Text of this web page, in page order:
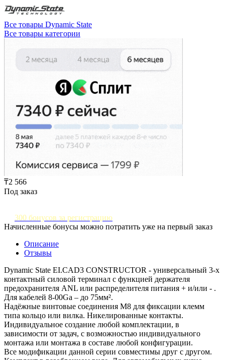
Все товары Dynamic State
Все товары категории
₸2 566
Под заказ
300 бонусов за регистрацию
Начисленные бонусы можно потратить уже на первый заказ
Описание
Отзывы
Dynamic State EI.CAD3 CONSTRUCTOR - универсальный 3-х
контактный силовой терминал с функцией держателя
предохранителя ANL или распределителя питания + и/или - .
Для кабелей 8-00Ga – до 75мм².
Надёжные винтовые соединения M8 для фиксации клемм
типа кольцо или вилка. Никелированные контакты.
Индивидуальное создание любой комплектации, в
зависимости от задач, с возможностью индивидуального
монтажа или монтажа в составе любой конфигурации.
Все модификации данной серии совместимы друг с другом.